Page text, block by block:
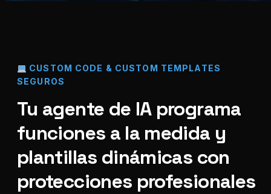
CUSTOM CODE & CUSTOM TEMPLATES
SEGUROS
Tu agente de IA programa
funciones a la medida y
plantillas dinámicas con
protecciones profesionales